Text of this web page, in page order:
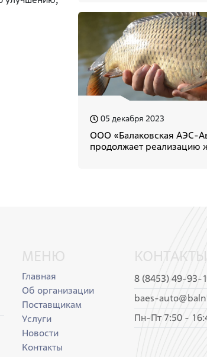
05 декабря 2023
ООО «Балаковская АЭС-
продолжает реализацию
МЕНЮ
Главная
Об организации
Поставщикам
Услуги
Новости
Контакты
КОНТАКТЫ
8 (8453) 49-93-
baes-
Пн-Пт 7:50 -